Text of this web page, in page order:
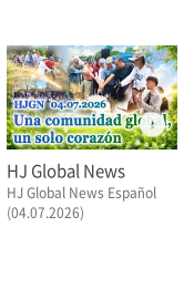
HJ Global News
HJ Global News Español
(04.07.2026)